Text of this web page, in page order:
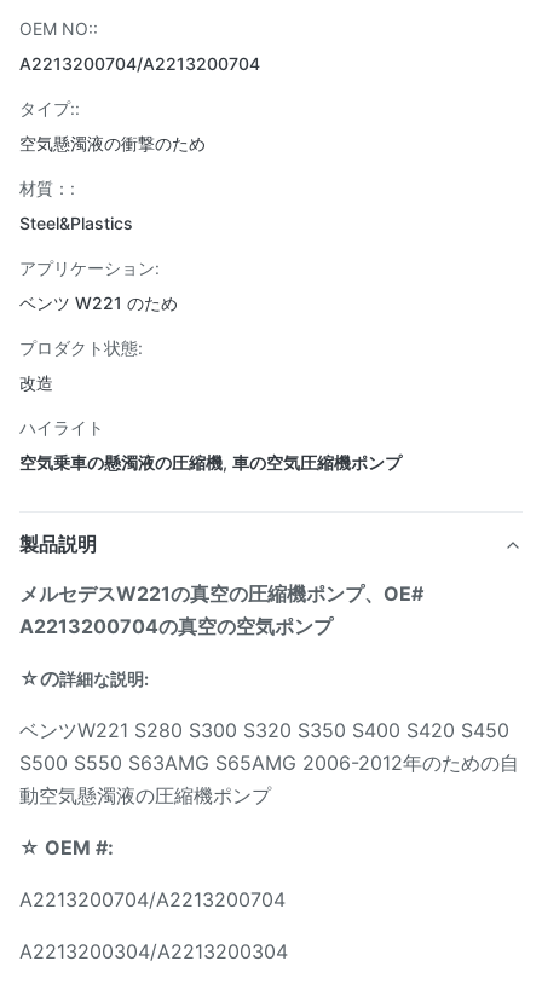
OEM NO::
A2213200704/A2213200704
タイプ::
空気懸濁液の衝撃のため
材質：:
Steel&Plastics
アプリケーション:
ベンツ W221 のため
プロダクト状態:
改造
ハイライト
空気乗車の懸濁液の圧縮機, 車の空気圧縮機ポンプ
製品説明
メルセデスW221の真空の圧縮機ポンプ、OE#
A2213200704の真空の空気ポンプ
☆の詳細な説明:
ベンツW221 S280 S300 S320 S350 S400 S420 S450
S500 S550 S63AMG S65AMG 2006-2012年のための自
動空気懸濁液の圧縮機ポンプ
☆ OEM #:
A2213200704/A2213200704
A2213200304/A2213200304